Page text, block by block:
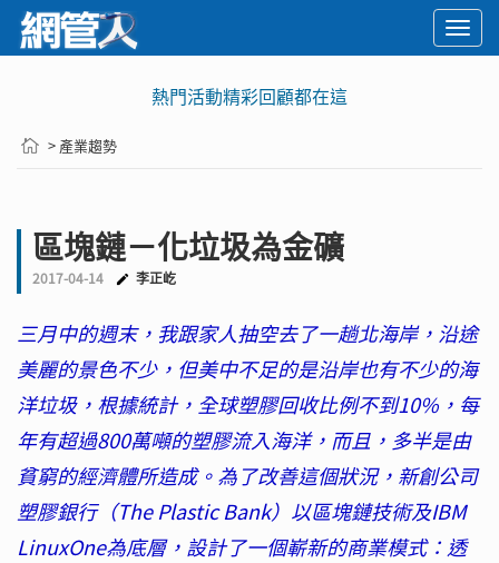
熱門活動精彩回顧都在這
> 產業趨勢
區塊鏈－化垃圾為金礦
2017-04-14 李正屹
三月中的週末，我跟家人抽空去了一趟北海岸，沿途
美麗的景色不少，但美中不足的是沿岸也有不少的海
洋垃圾，根據統計，全球塑膠回收比例不到10%，每
年有超過800萬噸的塑膠流入海洋，而且，多半是由
貧窮的經濟體所造成。為了改善這個狀況，新創公司
塑膠銀行（The Plastic Bank）以區塊鏈技術及IBM
LinuxOne為底層，設計了一個嶄新的商業模式：透